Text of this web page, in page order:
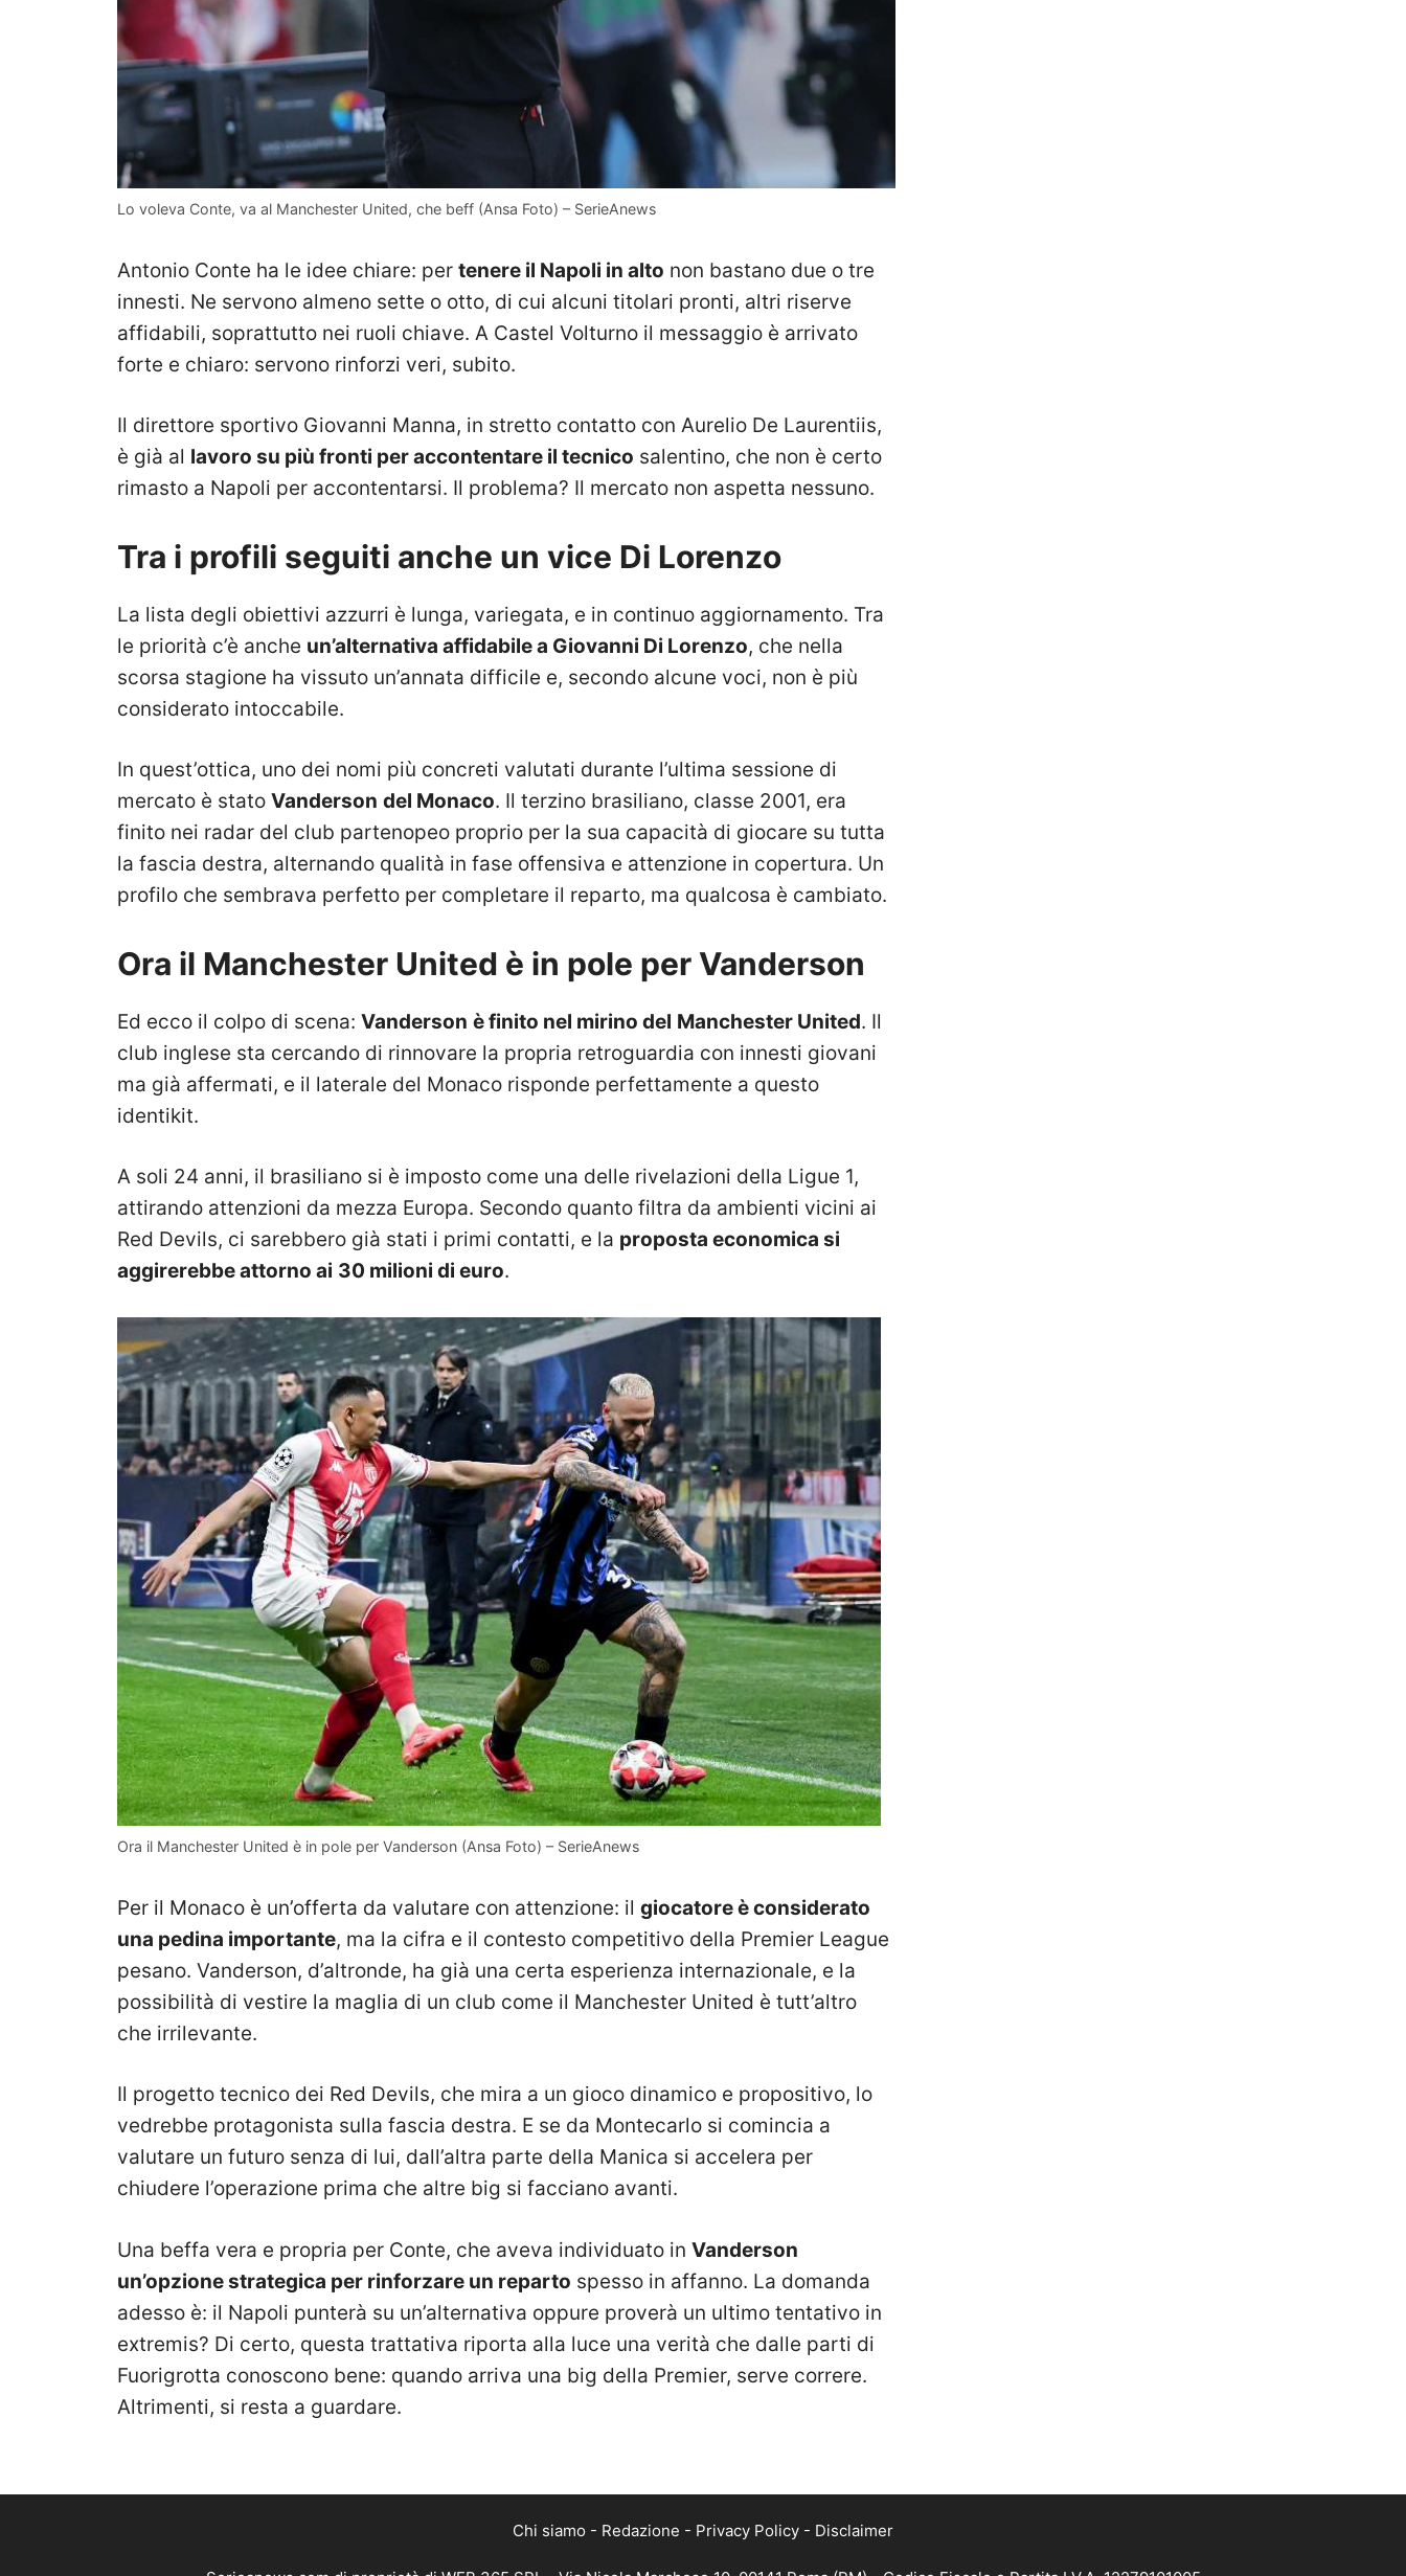
Lo voleva Conte, va al Manchester United, che beff (Ansa Foto) – SerieAnews
Antonio Conte ha le idee chiare: per tenere il Napoli in alto non bastano due o tre
innesti. Ne servono almeno sette o otto, di cui alcuni titolari pronti, altri riserve
affidabili, soprattutto nei ruoli chiave. A Castel Volturno il messaggio è arrivato
forte e chiaro: servono rinforzi veri, subito.
Il direttore sportivo Giovanni Manna, in stretto contatto con Aurelio De Laurentiis,
è già al lavoro su più fronti per accontentare il tecnico salentino, che non è certo
rimasto a Napoli per accontentarsi. Il problema? Il mercato non aspetta nessuno.
Tra i profili seguiti anche un vice Di Lorenzo
La lista degli obiettivi azzurri è lunga, variegata, e in continuo aggiornamento. Tra
le priorità c’è anche un’alternativa affidabile a Giovanni Di Lorenzo, che nella
scorsa stagione ha vissuto un’annata difficile e, secondo alcune voci, non è più
considerato intoccabile.
In quest’ottica, uno dei nomi più concreti valutati durante l’ultima sessione di
mercato è stato Vanderson del Monaco. Il terzino brasiliano, classe 2001, era
finito nei radar del club partenopeo proprio per la sua capacità di giocare su tutta
la fascia destra, alternando qualità in fase offensiva e attenzione in copertura. Un
profilo che sembrava perfetto per completare il reparto, ma qualcosa è cambiato.
Ora il Manchester United è in pole per Vanderson
Ed ecco il colpo di scena: Vanderson è finito nel mirino del Manchester United. Il
club inglese sta cercando di rinnovare la propria retroguardia con innesti giovani
ma già affermati, e il laterale del Monaco risponde perfettamente a questo
identikit.
A soli 24 anni, il brasiliano si è imposto come una delle rivelazioni della Ligue 1,
attirando attenzioni da mezza Europa. Secondo quanto filtra da ambienti vicini ai
Red Devils, ci sarebbero già stati i primi contatti, e la proposta economica si
aggirerebbe attorno ai 30 milioni di euro.
Ora il Manchester United è in pole per Vanderson (Ansa Foto) – SerieAnews
Per il Monaco è un’offerta da valutare con attenzione: il giocatore è considerato
una pedina importante, ma la cifra e il contesto competitivo della Premier League
pesano. Vanderson, d’altronde, ha già una certa esperienza internazionale, e la
possibilità di vestire la maglia di un club come il Manchester United è tutt’altro
che irrilevante.
Il progetto tecnico dei Red Devils, che mira a un gioco dinamico e propositivo, lo
vedrebbe protagonista sulla fascia destra. E se da Montecarlo si comincia a
valutare un futuro senza di lui, dall’altra parte della Manica si accelera per
chiudere l’operazione prima che altre big si facciano avanti.
Una beffa vera e propria per Conte, che aveva individuato in Vanderson
un’opzione strategica per rinforzare un reparto spesso in affanno. La domanda
adesso è: il Napoli punterà su un’alternativa oppure proverà un ultimo tentativo in
extremis? Di certo, questa trattativa riporta alla luce una verità che dalle parti di
Fuorigrotta conoscono bene: quando arriva una big della Premier, serve correre.
Altrimenti, si resta a guardare.
Chi siamo - Redazione - Privacy Policy - Disclaimer